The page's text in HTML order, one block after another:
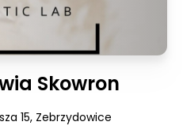
Skowron
15, Zebrzydowice